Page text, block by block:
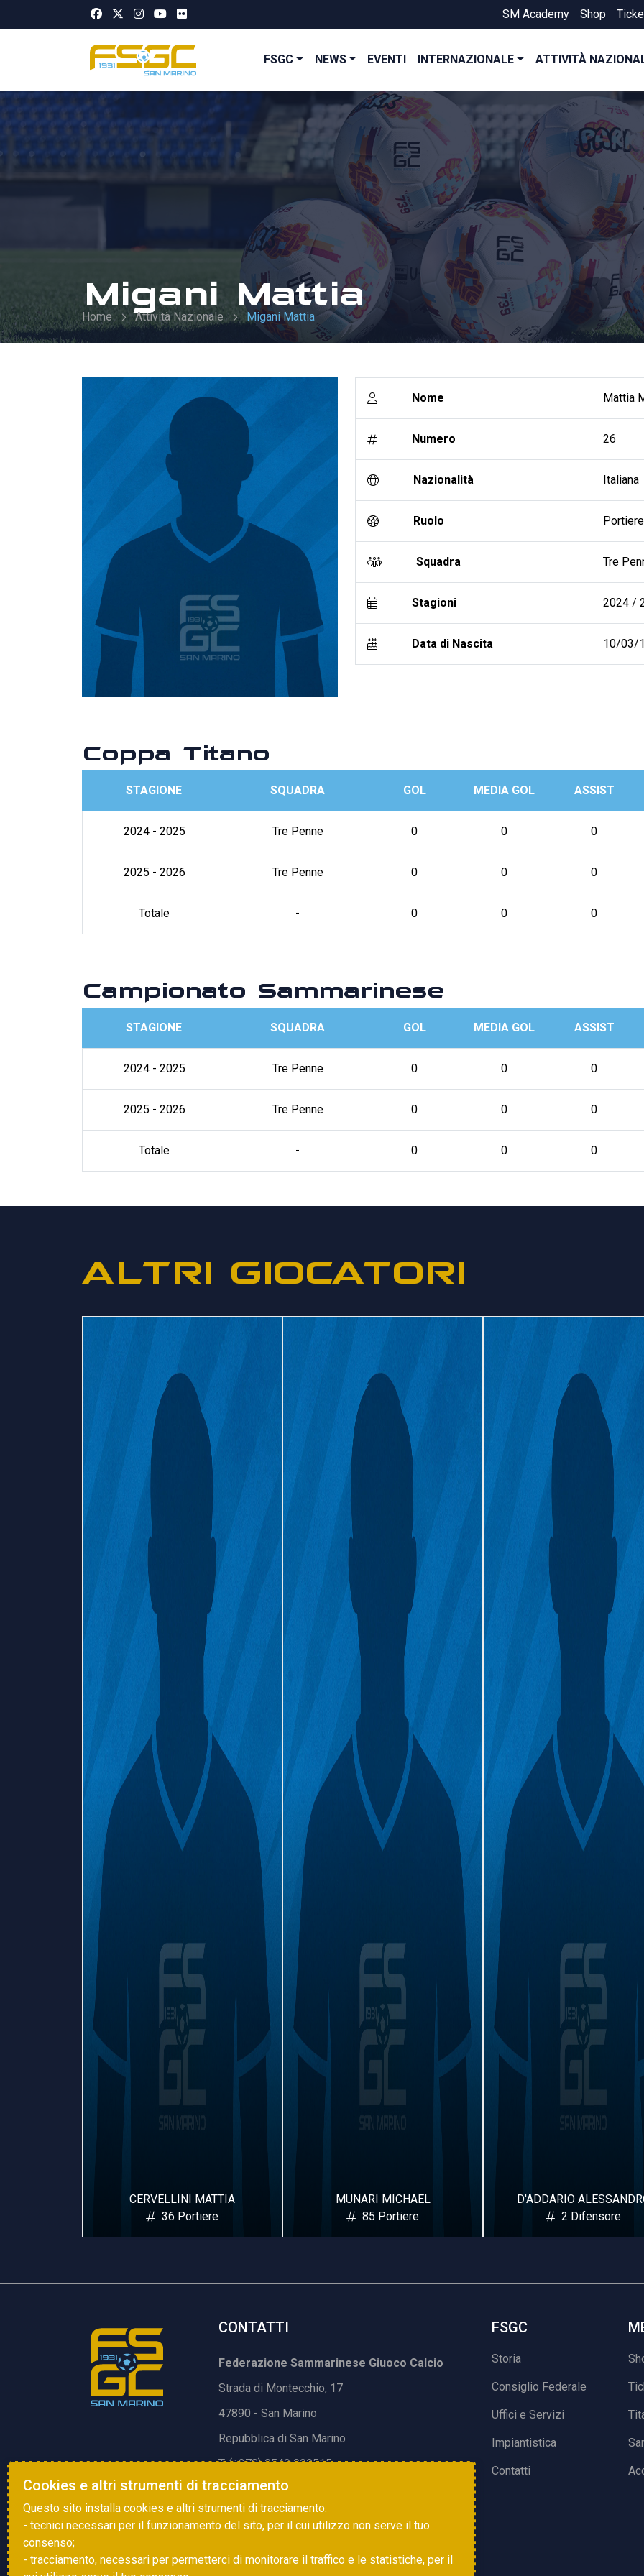
SM Academy Shop
FSGC NEWS EVENTI INTERNAZIONALE ATTIVITÀ
Migani Mattia
Home Attività Nazionale Migani Mattia
Nome Mattia
Numero 26
Nazionalità Italiana
Ruolo Portiere
Squadra Tre
Stagioni 2024 /
Data di Nascita 10/03/
Coppa Titano
STAGIONE SQUADRA GOL MEDIA GOL ASSIST
2024 - 2025 Tre Penne 0 0 0
2025 - 2026 Tre Penne 0 0 0
Totale - 0 0 0
Campionato Sammarinese
STAGIONE SQUADRA GOL MEDIA GOL ASSIST
2024 - 2025 Tre Penne 0 0 0
2025 - 2026 Tre Penne 0 0 0
Totale - 0 0 0
ALTRI GIOCATORI
CERVELLINI MATTIA
36 Portiere
MUNARI MICHAEL
85 Portiere
D'ADDARIO
2 Difensore
CONTATTI
Federazione Sammarinese Giuoco Calcio
Strada di Montecchio, 17
47890 - San Marino
Repubblica di San Marino
T. (+378) 0549 990515
E.info@fsgc.sm
FSGC
Storia
Consiglio Federale
Uffici e Servizi
Impiantistica
Contatti
Cookies e altri strumenti di tracciamento
Questo sito installa cookies e altri strumenti di tracciamento:
- tecnici necessari per il funzionamento del sito, per il cui utilizzo non serve il tuo
consenso;
- tracciamento, necessari per permetterci di monitorare il traffico e le statistiche, per il